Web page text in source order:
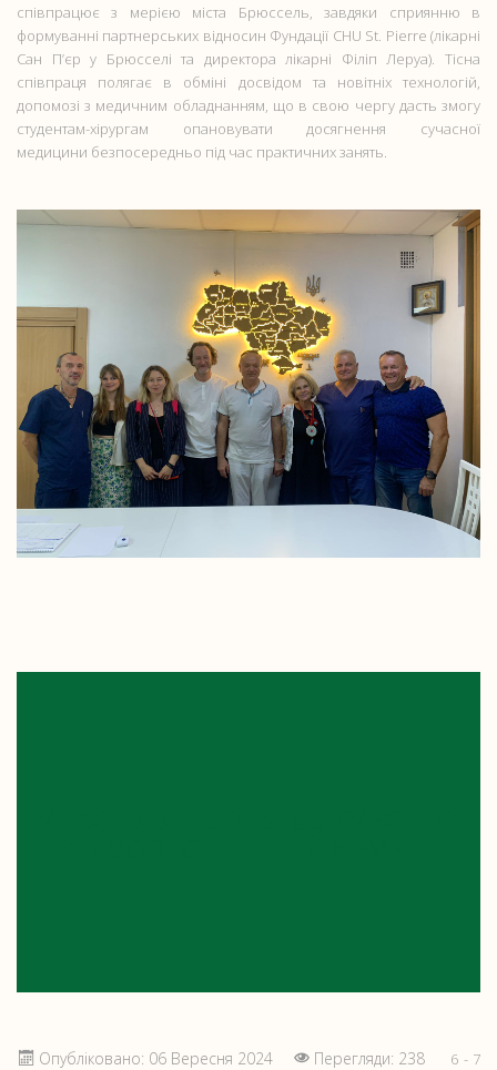
співпрацює з мерією міста Брюссель, завдяки сприянню в
формуванні партнерських відносин Фундації CHU St. Pierre (лікарні
Сан Пʼєр у Брюсселі та директора лікарні Філіп Леруа). Тісна
співпраця полягає в обміні досвідом та новітніх технологій,
допомозі з медичним обладнанням, що в свою чергу дасть змогу
студентам-хірургам опановувати досягнення сучасної
медицини безпосередньо під час практичних занять.
Опубліковано: 06 Вересня 2024 Перегляди: 238
6 - 7